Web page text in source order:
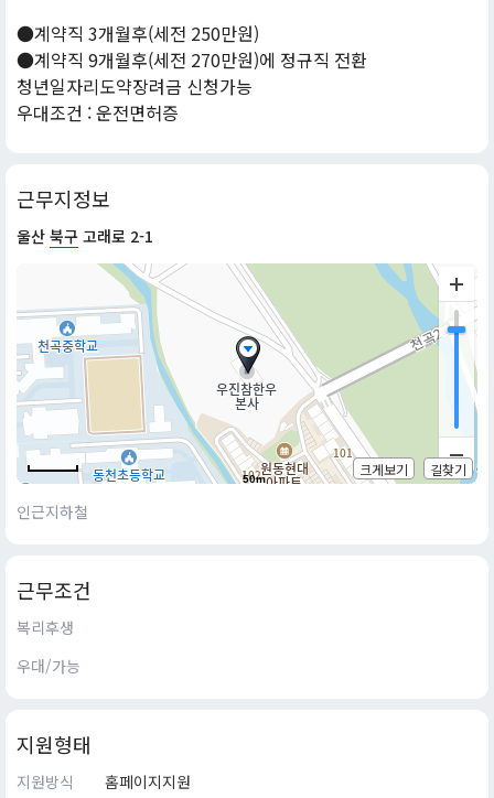
●계약직 3개월후(세전 250만원)
●계약직 9개월후(세전 270만원)에 정규직 전환
청년일자리도약장려금 신청가능
우대조건 : 운전면허증
근무지정보
울산 북구 고래로 2-1
50m
크게보기 길찾기
인근지하철
근무조건
복리후생
우대/가능
지원형태
지원방식
홈페이지지원